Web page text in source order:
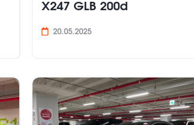
X247 GLB 200d
20.05.2025